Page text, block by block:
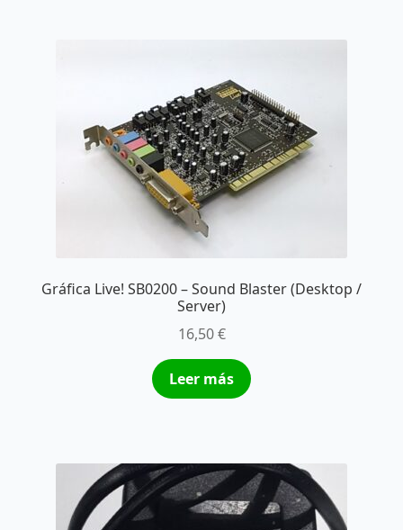
Gráfica Live! SB0200 – Sound Blaster (Desktop /
Server)
16,50€
Leer más